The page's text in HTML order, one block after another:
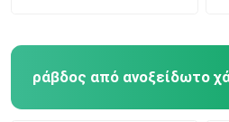
ράβδος από ανοξείδωτο